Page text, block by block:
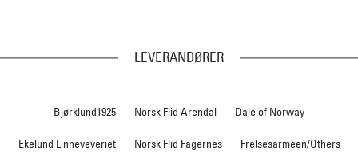
LEVERANDØRER
Bjørklund1925 Norsk Flid Arendal Dale of Norway
Ekelund Linneveveriet Norsk Flid Fagernes Frelsesarmeen/Others